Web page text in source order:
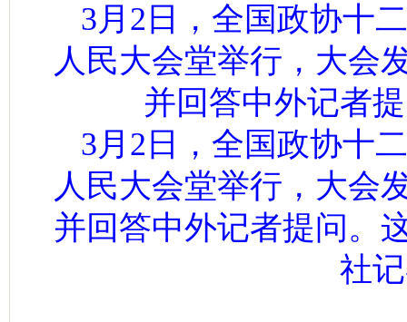
3月2日，全国政协十
人民大会堂举行，大会
并回答中外记者
3月2日，全国政协十
人民大会堂举行，大会
并回答中外记者提问。
社